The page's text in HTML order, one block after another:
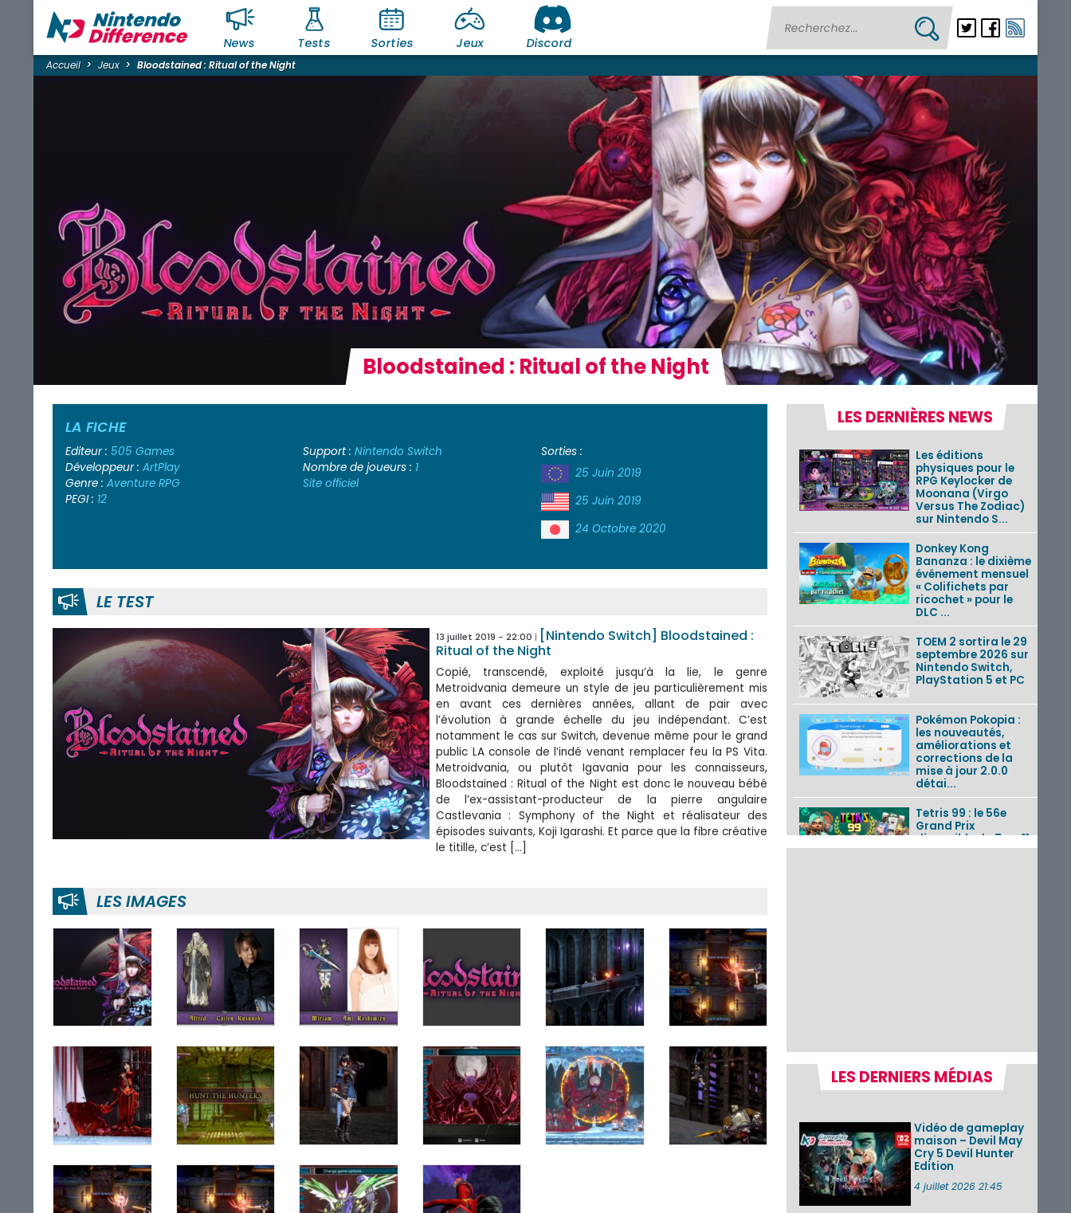
News Tests Sorties Jeux Discord
Accueil Jeux Bloodstained : Ritual of the Night
Bloodstained : Ritual of the Night
LA FICHE
Editeur : 505 Games
Développeur : ArtPlay
Genre : Aventure RPG
PEGI : 12
Support :Nintendo Switch
Nombre de joueurs : 1
Site officiel
Sorties :
25 Juin 2019
25 Juin 2019
24 Octobre 2020
LE TEST
13 juillet 2019 - 22:00
[Nintendo Switch] Bloodstained :
Ritual of the Night
Copié, transcendé, exploité jusqu’à la lie, le genre
Metroidvania demeure un style de jeu particulièrement mis
en avant ces dernières années, allant de pair avec
l’évolution à grande échelle du jeu indépendant. C’est
notamment le cas sur Switch, devenue même pour le grand
public LA console de l’indé venant remplacer feu la PS Vita.
Metroidvania, ou plutôt Igavania pour les connaisseurs,
Bloodstained : Ritual of the Night est donc le nouveau bébé
de l’ex-assistant-producteur de la pierre angulaire
Castlevania : Symphony of the Night et réalisateur des
épisodes suivants, Koji Igarashi. Et parce que la fibre créative
le titille, c’est […]
LES IMAGES
LES DERNIÈRES NEWS
Les éditions
physiques pour le
RPG Keylocker de
Moonana (Virgo
Versus The Zodiac)
sur Nintendo S...
Donkey Kong
Bananza : le dixième
événement mensuel
« Colifichets par
ricochet » pour le
DLC ...
TOEM 2 sortira le 29
septembre 2026 sur
Nintendo Switch,
PlayStation 5 et PC
Pokémon Pokopia :
les nouveautés,
améliorations et
corrections de la
mise à jour 2.0.0
détai...
Tetris 99 : le 56e
Grand Prix
disponible du 7 au 11
août 2026 avec un
des séquences de
game...
Pokémon GO : les
Un Fire Emblem :
Fortune’s Weave
Direct d’environ 20
LES DERNIERS MÉDIAS
Vidéo de gameplay
maison – Devil May
Cry 5 Devil Hunter
Edition
4 juillet 2026 21:45